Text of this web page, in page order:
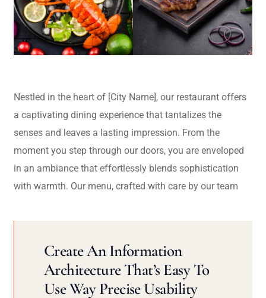
Nestled in the heart of [City Name], our restaurant offers
a captivating dining experience that tantalizes the
senses and leaves a lasting impression. From the
moment you step through our doors, you are enveloped
in an ambiance that effortlessly blends sophistication
with warmth. Our menu, crafted with care by our team
Create An Information
Architecture That’s Easy To
Use Way Precise Usability